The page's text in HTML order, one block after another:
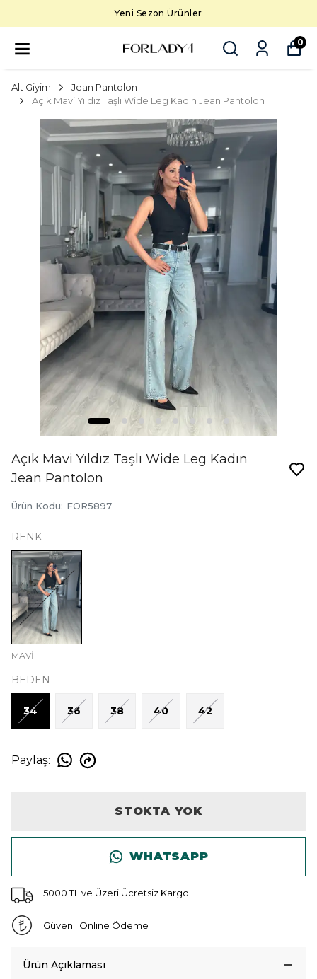
Yeni Sezon Ürünler
0
Alt Giyim
Jean Pantolon
Açık Mavi Yıldız Taşlı Wide Leg Kadın Jean Pantolon
Açık Mavi Yıldız Taşlı Wide Leg Kadın
Jean Pantolon
Ürün Kodu: FOR5897
RENK
MAVİ
BEDEN
34 36 38 40 42
Paylaş:
STOKTA YOK
WHATSAPP
5000 TL ve Üzeri Ücretsiz Kargo
Güvenli Online Ödeme
Ürün Açıklaması